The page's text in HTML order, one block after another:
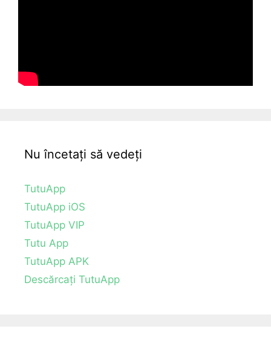
Nu încetați să vedeți
TutuApp
TutuApp iOS
TutuApp VIP
Tutu App
TutuApp APK
Descărcați TutuApp